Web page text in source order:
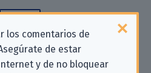
los comentarios de
de estar
y de no bloquear